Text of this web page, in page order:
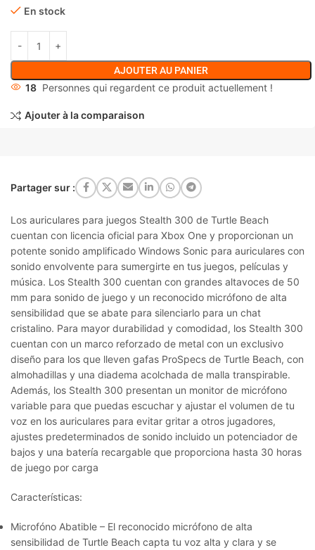
En stock
AJOUTER AU PANIER
18 Personnes qui regardent ce produit actuellement !
Ajouter à la comparaison
Partager sur :
Los auriculares para juegos Stealth 300 de Turtle Beach
cuentan con licencia oficial para Xbox One y proporcionan un
potente sonido amplificado Windows Sonic para auriculares con
sonido envolvente para sumergirte en tus juegos, películas y
música. Los Stealth 300 cuentan con grandes altavoces de 50
mm para sonido de juego y un reconocido micrófono de alta
sensibilidad que se abate para silenciarlo para un chat
cristalino. Para mayor durabilidad y comodidad, los Stealth 300
cuentan con un marco reforzado de metal con un exclusivo
diseño para los que lleven gafas ProSpecs de Turtle Beach, con
almohadillas y una diadema acolchada de malla transpirable.
Además, los Stealth 300 presentan un monitor de micrófono
variable para que puedas escuchar y ajustar el volumen de tu
voz en los auriculares para evitar gritar a otros jugadores,
ajustes predeterminados de sonido incluido un potenciador de
bajos y una batería recargable que proporciona hasta 30 horas
de juego por carga
Características:
Microfóno Abatible – El reconocido micrófono de alta
sensibilidad de Turtle Beach capta tu voz alta y clara y se